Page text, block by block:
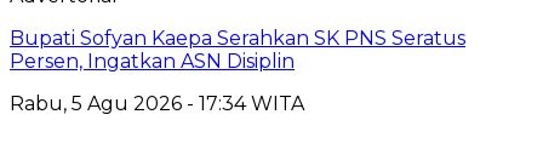
Bupati Sofyan Kaepa Serahkan SK PNS Seratus
Persen, Ingatkan ASN Disiplin
Rabu, 5 Agu 2026 - 17:34 WITA